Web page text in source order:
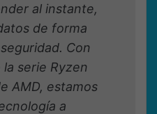
al instante,
de forma
Con
serie Ryzen
AMD, estamos
a